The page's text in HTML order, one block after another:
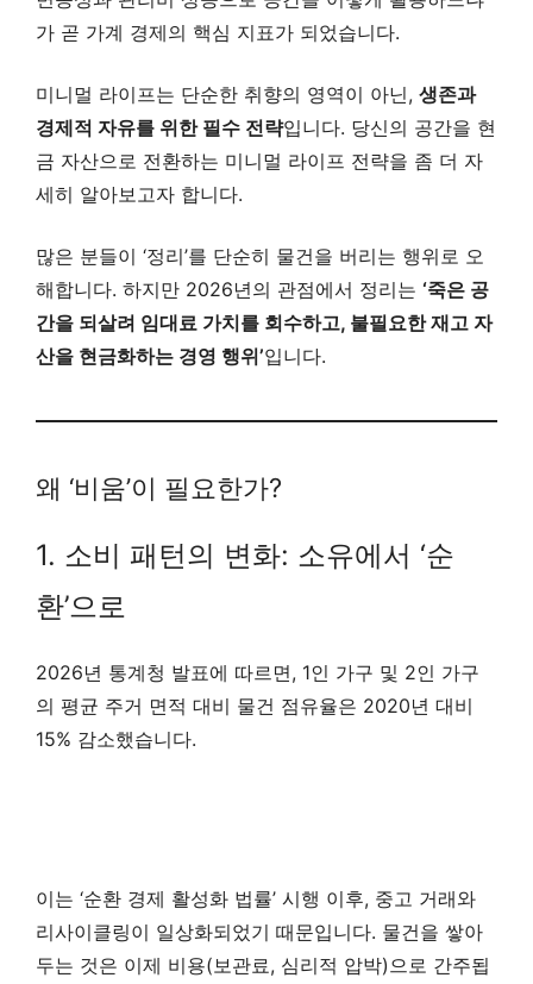
가 곧 가계 경제의 핵심 지표가 되었습니다.
미니멀 라이프는 단순한 취향의 영역이 아닌, 생존과
경제적 자유를 위한 필수 전략입니다. 당신의 공간을 현
금 자산으로 전환하는 미니멀 라이프 전략을 좀 더 자
세히 알아보고자 합니다.
많은 분들이 ‘정리’를 단순히 물건을 버리는 행위로 오
해합니다. 하지만 2026년의 관점에서 정리는 ‘죽은 공
간을 되살려 임대료 가치를 회수하고, 불필요한 재고 자
산을 현금화하는 경영 행위’입니다.
왜 ‘비움’이 필요한가?
1. 소비 패턴의 변화: 소유에서 ‘순
환’으로
2026년 통계청 발표에 따르면, 1인 가구 및 2인 가구
의 평균 주거 면적 대비 물건 점유율은 2020년 대비
15% 감소했습니다.
이는 ‘순환 경제 활성화 법률’ 시행 이후, 중고 거래와
리사이클링이 일상화되었기 때문입니다. 물건을 쌓아
두는 것은 이제 비용(보관료, 심리적 압박)으로 간주됩